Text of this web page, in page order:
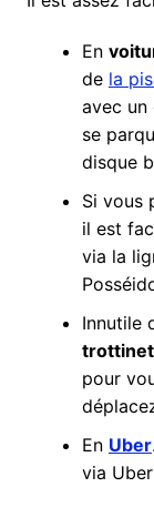
En
de la
avec un
se
disque
Si vous
il est
via la
Innutile
pour
En Uber
via